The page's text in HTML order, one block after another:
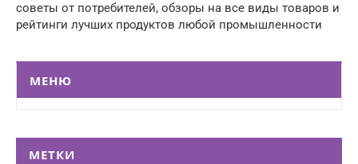
советы от потребителей, обзоры на все виды товаров и
рейтинги лучших продуктов любой промышленности
МЕНЮ
МЕТКИ